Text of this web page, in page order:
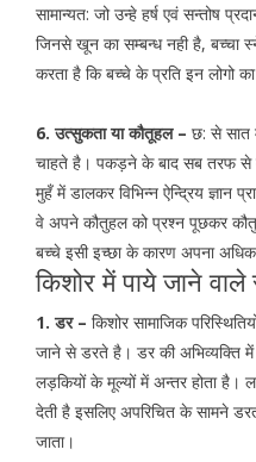
सामान्यत: जो उन्हे हर्ष एवं सन्तोष
जिनसे खून का सम्बन्ध नही है, बच्चा
करता है कि बच्चे के प्रति इन लोगो
6. उत्सुकता या कौतूहल – छ: से सात
चाहते है। पकड़ने के बाद सब तरफ
मुहँ में डालकर विभिन्न ऐन्द्रिय ज्ञान
वे अपने कौतुहल को प्रश्न पूछकर
बच्चे इसी इच्छा के कारण अपना
किशोर में पाये जाने वाले
1. डर – किशोर सामाजिक
जाने से डरते है। डर की अभिव्यक्ति
लड़कियों के मूल्यों में अन्तर होता है।
देती है इसलिए अपरिचित के सामने
जाता।